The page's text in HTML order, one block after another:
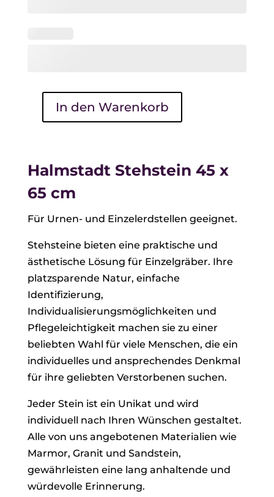
Halmstadt
x
cm
Menge
In den Warenkorb
Halmstadt Stehstein 45 x
65 cm
Für Urnen- und Einzelerdstellen geeignet.
Stehsteine bieten eine praktische und
ästhetische Lösung für Einzelgräber. Ihre
platzsparende Natur, einfache
Identifizierung,
Individualisierungsmöglichkeiten und
Pflegeleichtigkeit machen sie zu einer
beliebten Wahl für viele Menschen, die ein
individuelles und ansprechendes Denkmal
für ihre geliebten Verstorbenen suchen.
Jeder Stein ist ein Unikat und wird
individuell nach Ihren Wünschen gestaltet.
Alle von uns angebotenen Materialien wie
Marmor, Granit und Sandstein,
gewährleisten eine lang anhaltende und
würdevolle Erinnerung.